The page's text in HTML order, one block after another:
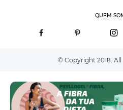
QUEM
© Copyright 2018. All